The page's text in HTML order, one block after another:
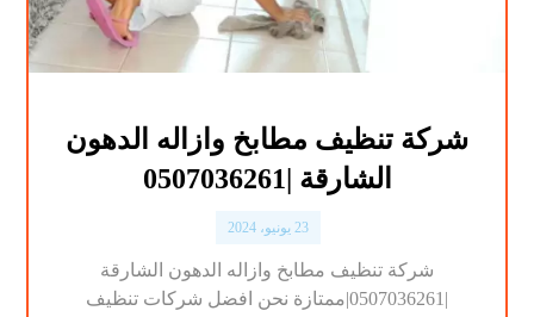
شركة تنظيف مطابخ وازاله الدهون
الشارقة |0507036261
23 يونيو، 2024
شركة تنظيف مطابخ وازاله الدهون الشارقة
|0507036261|ممتازة نحن افضل شركات تنظيف